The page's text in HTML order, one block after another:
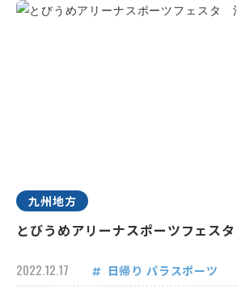
九州地方
とびうめアリーナスポーツフェス
2022.12.17 日帰り パラスポーツ